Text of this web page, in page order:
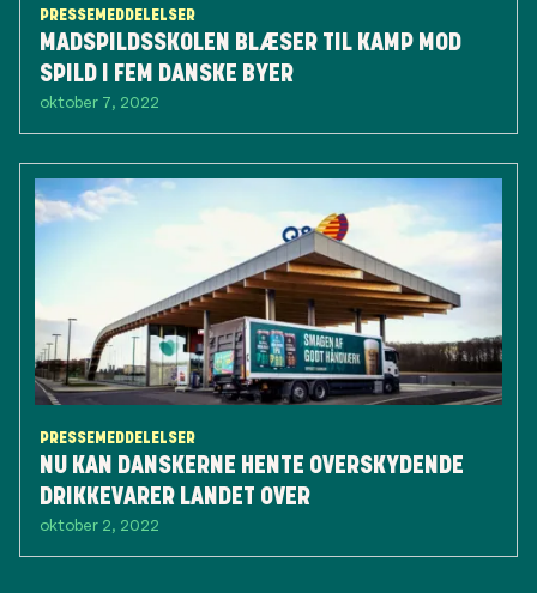
PRESSEMEDDELELSER
MADSPILDSSKOLEN BLÆSER TIL KAMP MOD
SPILD I FEM DANSKE BYER
oktober 7, 2022
PRESSEMEDDELELSER
NU KAN DANSKERNE HENTE OVERSKYDENDE
DRIKKEVARER LANDET OVER
oktober 2, 2022